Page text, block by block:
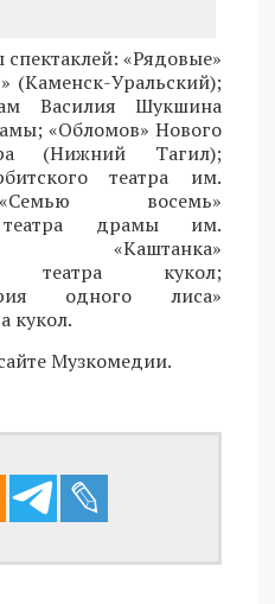
«Рядовые»
(Каменск-Уральский);
Василия Шукшина
«Обломов» Нового
(Нижний Тагил);
театра им.
восемь»
театра драмы им.
«Каштанка»
театра кукол;
одного лиса»
кукол.
Музкомедии.